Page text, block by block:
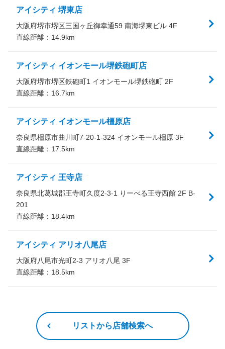
アイシティ 堺東店
大阪府堺市堺区三国ヶ丘御幸通59 南海堺東ビル 4F
直線距離： 14.9km
アイシティ イオンモール堺鉄砲町店
大阪府堺市堺区鉄砲町1 イオンモール堺鉄砲町 2F
直線距離： 16.7km
アイシティ イオンモール橿原店
奈良県橿原市曲川町7-20-1-324 イオンモール橿原 3F
直線距離： 17.5km
アイシティ 王寺店
奈良県北葛城郡王寺町久度2-3-1 りーべる王寺西館 2F B-
201
直線距離： 18.4km
アイシティ アリオ八尾店
大阪府八尾市光町2-3 アリオ八尾 3F
直線距離： 18.5km
リストから店舗検索へ